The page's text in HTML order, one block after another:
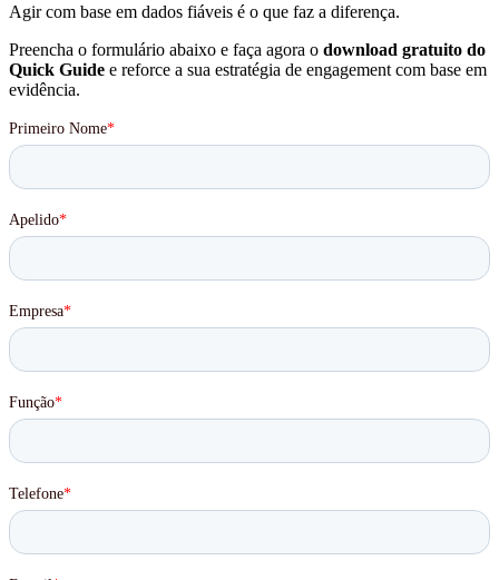
Agir com base em dados fiáveis é o que faz a diferença.
Preencha o formulário abaixo e faça agora o download gratuito do
Quick Guide e reforce a sua estratégia de engagement com base em
evidência.